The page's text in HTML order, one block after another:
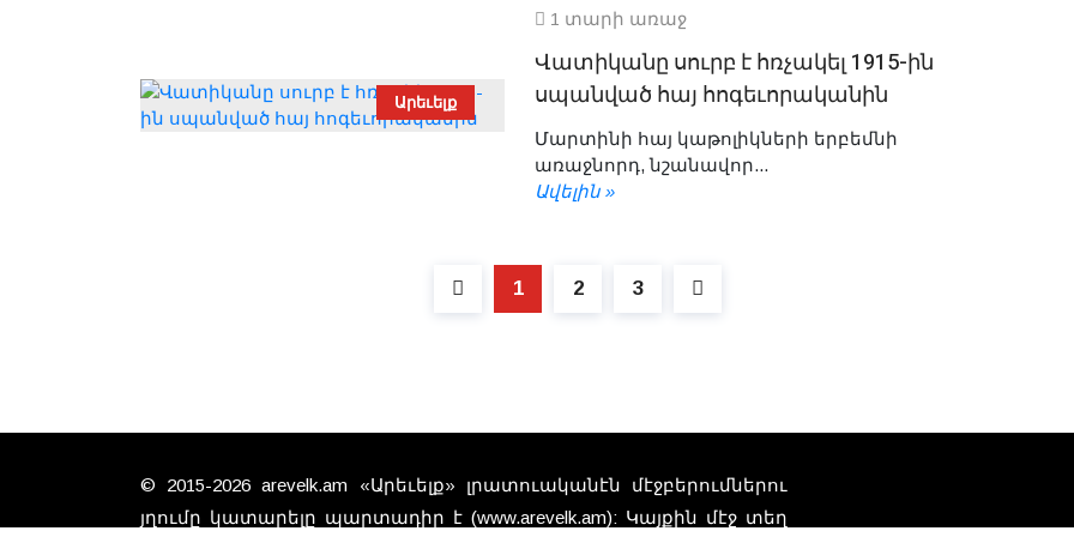
Արեւելք
1 տարի առաջ
Վատիկանը սուրբ է հռչակել 1915-ին
սպանված հայ հոգեւորականին
Մարտինի հայ կաթոլիկների երբեմնի
առաջնորդ, նշանավոր...
Ավելին »
1 2 3
© 2015-2026 arevelk.am «Արեւելք» լրատուականէն մէջբերումներու
յղումը կատարելը պարտադիր է (www.arevelk.am): Կայքին մէջ տեղ